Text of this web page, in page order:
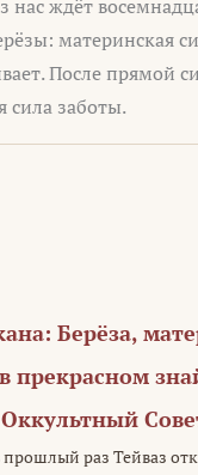
нас ждёт
материнская
После прямой
сила заботы.
Берёза,
прекрасном
прошлый раз Тейваз